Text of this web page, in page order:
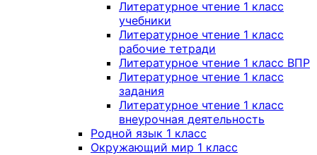
Литературное чтение 1 класс
учебники
Литературное чтение 1 класс
рабочие тетради
Литературное чтение 1 класс ВПР
Литературное чтение 1 класс
задания
Литературное чтение 1 класс
внеурочная деятельность
Родной язык 1 класс
Окружающий мир 1 класс